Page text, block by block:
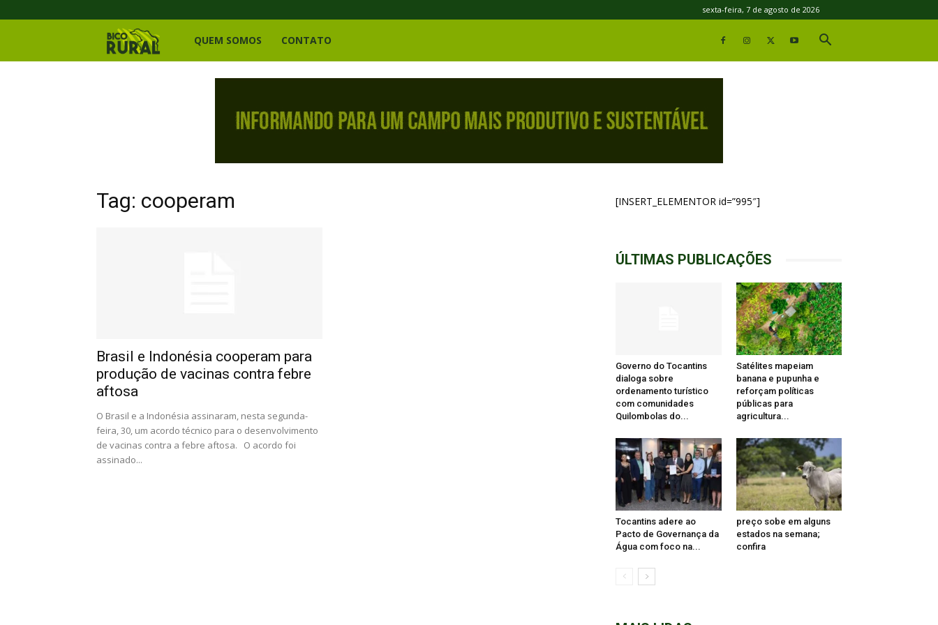
sexta-feira, 7 de agosto de 2026
Bico
QUEM SOMOS CONTATO
Tag: cooperam
Brasil e Indonésia cooperam para
produção de vacinas contra febre
aftosa
O Brasil e a Indonésia assinaram, nesta segunda-
feira, 30, um acordo técnico para o desenvolvimento
de vacinas contra a febre aftosa. O acordo foi
assinado...
[INSERT_ELEMENTOR id=”995″]
ÚLTIMAS PUBLICAÇÕES
Governo do Tocantins
dialoga sobre
ordenamento turístico
com comunidades
Quilombolas do...
Satélites mapeiam
banana e pupunha e
reforçam políticas
públicas para
agricultura...
Tocantins adere ao
Pacto de Governança da
Água com foco na...
preço sobe em alguns
estados na semana;
confira